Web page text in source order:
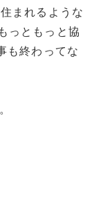
まれるような
っともっと協
も終わってな